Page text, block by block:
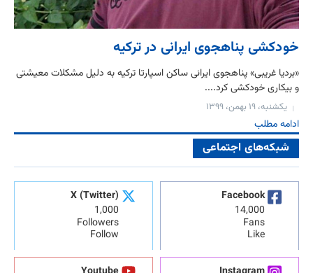
خودکشی پناهجوی ایرانی در ترکیه
«بردیا غریبی» پناهجوی ایرانی ساکن اسپارتا ترکیه به دلیل مشکلات معیشتی
و بیکاری خودکشی کرد....
یکشنبه، ۱۹ بهمن، ۱۳۹۹
ادامه مطلب
شبکه‌های اجتماعی
Facebook
14,000
Fans
Like
X (Twitter)
1,000
Followers
Follow